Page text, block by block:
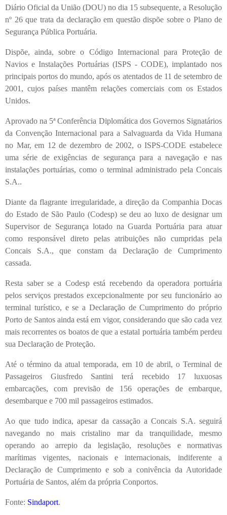
Diário Oficial da União (DOU) no dia 15 subsequente, a Resolução
nº 26 que trata da declaração em questão dispõe sobre o Plano de
Segurança Pública Portuária.
Dispõe, ainda, sobre o Código Internacional para Proteção de
Navios e Instalações Portuárias (ISPS - CODE), implantado nos
principais portos do mundo, após os atentados de 11 de setembro de
2001, cujos países mantêm relações comerciais com os Estados
Unidos.
Aprovado na 5ª Conferência Diplomática dos Governos Signatários
da Convenção Internacional para a Salvaguarda da Vida Humana
no Mar, em 12 de dezembro de 2002, o ISPS-CODE estabelece
uma série de exigências de segurança para a navegação e nas
instalações portuárias, como o terminal administrado pela Concais
S.A..
Diante da flagrante irregularidade, a direção da Companhia Docas
do Estado de São Paulo (Codesp) se deu ao luxo de designar um
Supervisor de Segurança lotado na Guarda Portuária para atuar
como responsável direto pelas atribuições não cumpridas pela
Concais S.A., que constam da Declaração de Cumprimento
cassada.
Resta saber se a Codesp está recebendo da operadora portuária
pelos serviços prestados excepcionalmente por seu funcionário ao
terminal turístico, e se a Declaração de Cumprimento do próprio
Porto de Santos ainda está em vigor, considerando que são cada vez
mais recorrentes os boatos de que a estatal portuária também perdeu
sua Declaração de Proteção.
Até o término da atual temporada, em 10 de abril, o Terminal de
Passageiros Giusfredo Santini terá recebido 17 luxuosas
embarcações, com previsão de 156 operações de embarque,
desembarque e 700 mil passageiros estimados.
Ao que tudo indica, apesar da cassação a Concais S.A. seguirá
navegando no mais cristalino mar da tranquilidade, mesmo
operando ao arrepio da legislação, resoluções e normativas
marítimas vigentes, nacionais e internacionais, indiferente a
Declaração de Cumprimento e sob a conivência da Autoridade
Portuária de Santos, além da própria Conportos.
Fonte: Sindaport.